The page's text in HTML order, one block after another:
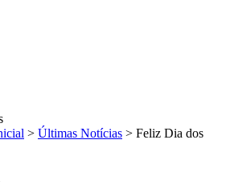
> Últimas Notícias > Feliz Dia dos